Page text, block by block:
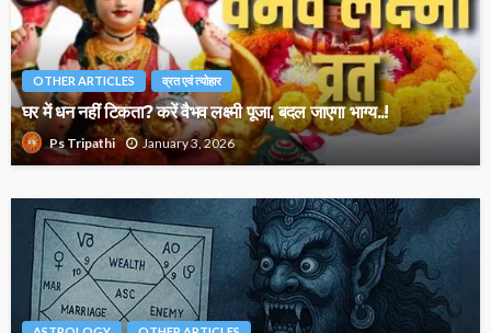
OTHER ARTICLES व्रत एवं त्योहार
घर में धन नहीं टिकता? करें वैभव लक्ष्मी पूजा, बदल जाएगा भाग्य..!
Ps Tripathi January 3, 2026